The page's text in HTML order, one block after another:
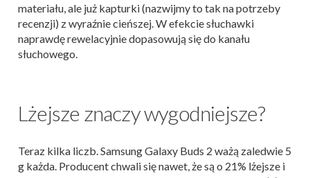
materiału, ale już kapturki (nazwijmy to tak na potrzeby
recenzji) z wyraźnie cieńszej. W efekcie słuchawki
naprawdę rewelacyjnie dopasowują się do kanału
słuchowego.
Lżejsze znaczy wygodniejsze?
Teraz kilka liczb. Samsung Galaxy Buds 2 ważą zaledwie 5
g każda. Producent chwali się nawet, że są o 21% lżejsze i